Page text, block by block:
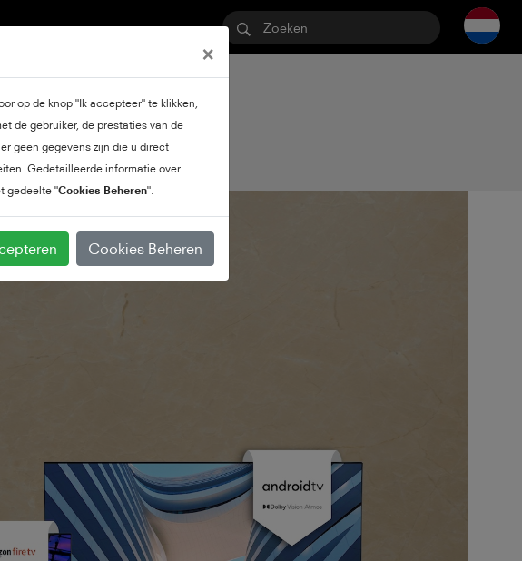
voor jou
×
op de knop "Ik accepteer" te klikken,
de gebruiker, de prestaties van de
geen gegevens zijn die u direct
Gedetailleerde informatie over
gedeelte "Cookies Beheren".
Cookies Beheren